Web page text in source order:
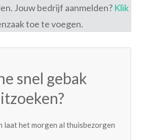
Jouw bedrijf aanmelden? Klik
toe te voegen.
snel gebak
laat het morgen al thuisbezorgen